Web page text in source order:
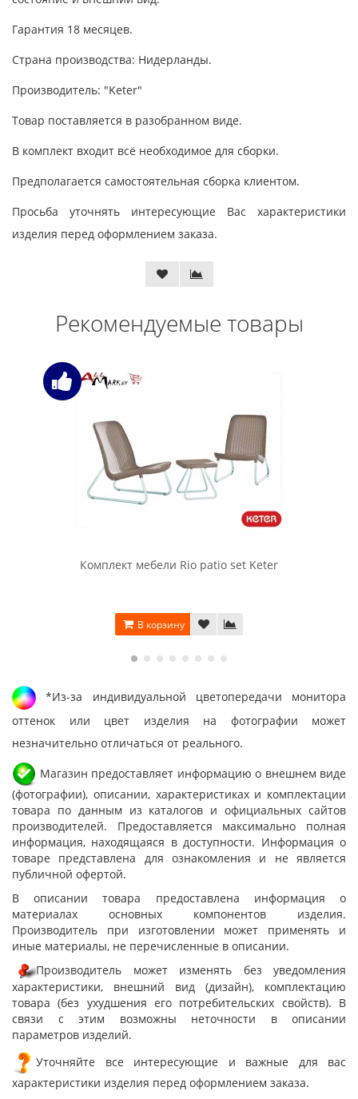
Гарантия 18 месяцев.
Страна производства: Нидерланды.
Производитель: "Keter"
Товар поставляется в разобранном виде.
В комплект входит всё необходимое для сборки.
Предполагается самостоятельная сборка клиентом.
Просьба уточнять интересующие Вас характеристики
изделия перед оформлением заказа.
Рекомендуемые товары
Комплект мебели Rio patio set Keter
В корзину
*Из-за индивидуальной цветопередачи монитора
оттенок или цвет изделия на фотографии может
незначительно отличаться от реального.
Магазин предоставляет информацию о внешнем виде
(фотографии), описании, характеристиках и комплектации
товара по данным из каталогов и официальных сайтов
производителей. Предоставляется максимально полная
информация, находящаяся в доступности. Информация о
товаре представлена для ознакомления и не является
публичной офертой.
В описании товара предоставлена информация о
материалах основных компонентов изделия.
Производитель при изготовлении может применять и
иные материалы, не перечисленные в описании.
Производитель может изменять без уведомления
характеристики, внешний вид (дизайн), комплектацию
товара (без ухудшения его потребительских свойств). В
связи с этим возможны неточности в описании
параметров изделий.
Уточняйте все интересующие и важные для вас
характеристики изделия перед оформлением заказа.